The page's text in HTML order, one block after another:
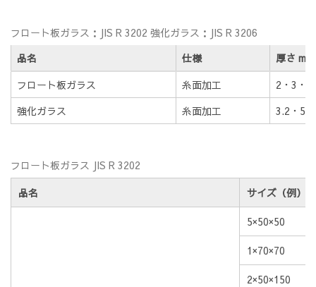
フロート板ガラス：JIS R 3202 強化ガラス：JIS R 3206
品名
仕様
厚さ mm
フロート板ガラス
糸面加工
2・3・4
強化ガラス
糸面加工 3.2・5
フロート板ガラス JIS R 3202
品名
サイズ（例）
5×50×50
1×70×70
2×50×150